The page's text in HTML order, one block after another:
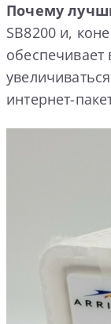
Почему
SB8200 и,
интернет-